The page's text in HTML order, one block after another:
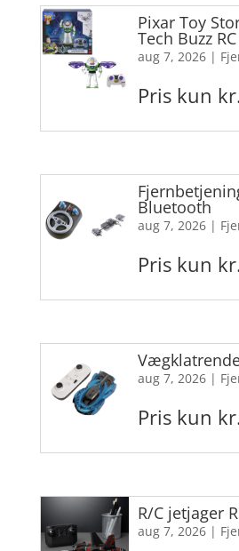
Pixar Toy
Tech Buzz RC
aug 7, 2026|
Pris kun
Bluetooth
aug 7, 2026|
Pris kun
aug 7, 2026|
Pris kun
R/C jetjager
aug 7, 2026|